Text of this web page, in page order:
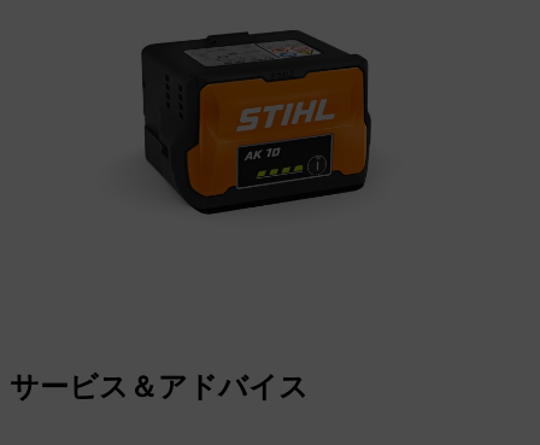
サービス＆アドバイス